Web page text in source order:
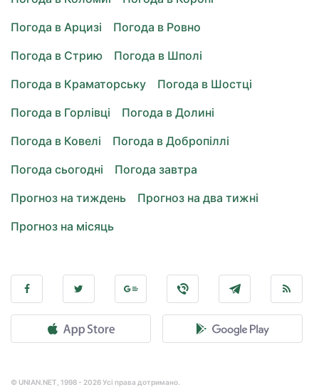
Погода в Арцизі
Погода в Ровно
Погода в Стрию
Погода в Шполі
Погода в Краматорську
Погода в Шостці
Погода в Горлівці
Погода в Долині
Погода в Ковелі
Погода в Добропіллі
Погода сьогодні
Погода завтра
Прогноз на тиждень
Прогноз на два тижні
Прогноз на місяць
© UNIAN.NET, 1998 - 2026 Усі права дотримано.